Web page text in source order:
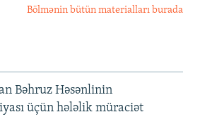
Bölmənin bütün materialları burada
Bəhruz Həsənlinin
üçün hələlik müraciət